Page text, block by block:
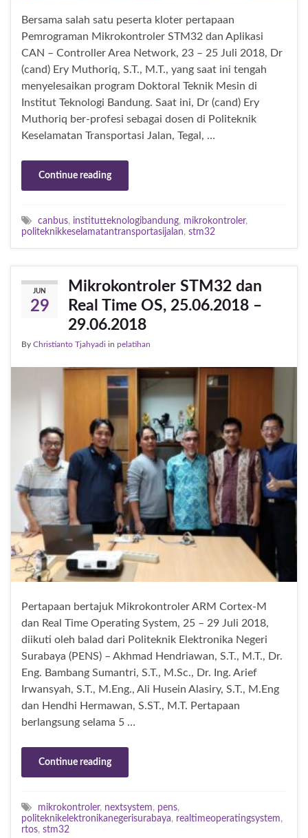
Bersama salah satu peserta kloter pertapaan
Pemrograman Mikrokontroler STM32 dan Aplikasi
CAN – Controller Area Network, 23 – 25 Juli 2018, Dr
(cand) Ery Muthoriq, S.T., M.T., yang saat ini tengah
menyelesaikan program Doktoral Teknik Mesin di
Institut Teknologi Bandung. Saat ini, Dr (cand) Ery
Muthoriq ber-profesi sebagai dosen di Politeknik
Keselamatan Transportasi Jalan, Tegal, …
Continue reading
canbus, institutteknologibandung, mikrokontroler,
politeknikkeselamatantransportasijalan, stm32
JUN
29
Mikrokontroler STM32 dan
Real Time OS, 25.06.2018 –
29.06.2018
By Christianto Tjahyadi in pelatihan
Pertapaan bertajuk Mikrokontroler ARM Cortex-M
dan Real Time Operating System, 25 – 29 Juli 2018,
diikuti oleh balad dari Politeknik Elektronika Negeri
Surabaya (PENS) – Akhmad Hendriawan, S.T., M.T., Dr.
Eng. Bambang Sumantri, S.T., M.Sc., Dr. Ing. Arief
Irwansyah, S.T., M.Eng., Ali Husein Alasiry, S.T., M.Eng
dan Hendhi Hermawan, S.ST., M.T. Pertapaan
berlangsung selama 5 …
Continue reading
mikrokontroler, nextsystem, pens,
politeknikelektronikanegerisurabaya, realtimeoperatingsystem,
rtos, stm32